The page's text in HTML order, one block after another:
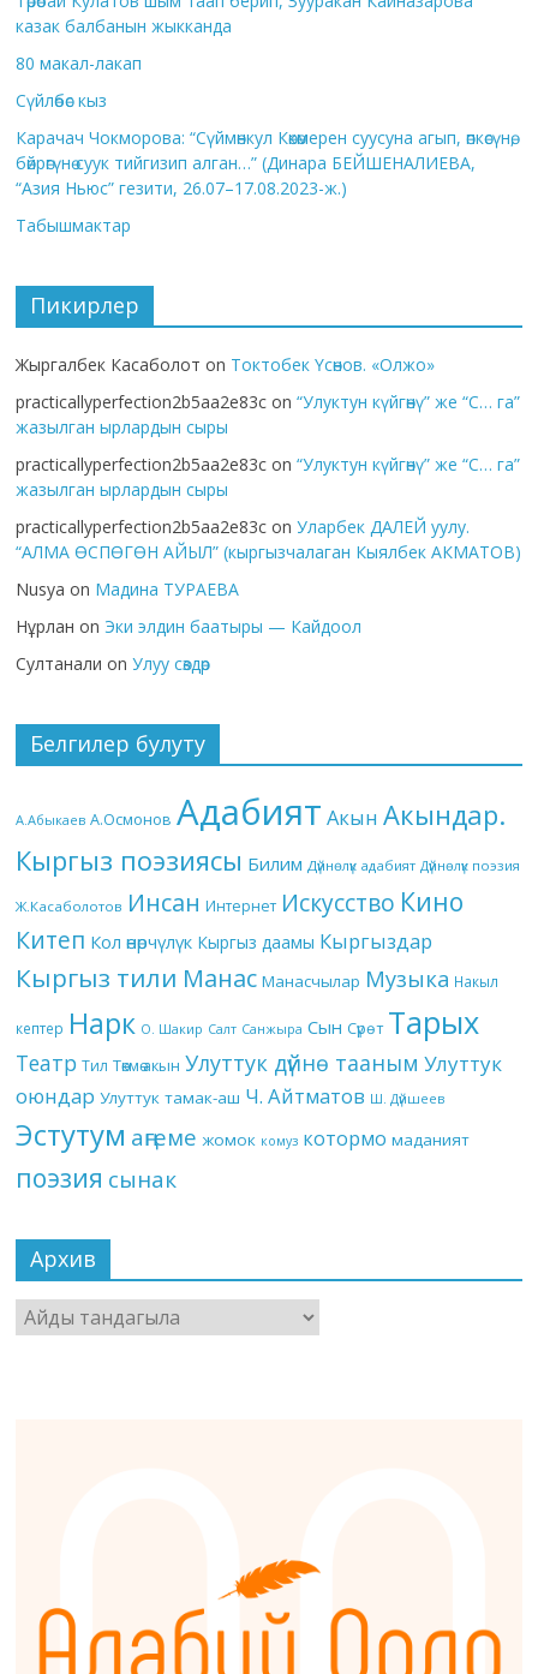
казак балбанын жыкканда
80 макал-лакап
Сүйлөбөс кыз
Карачач Чокморова: “Сүймөнкул Көкөмерен суусуна агып, өпкөсүнө,
бөйрөгүнө суук тийгизип алган…” (Динара БЕЙШЕНАЛИЕВА,
“Азия Ньюс” гезити, 26.07–17.08.2023-ж.)
Табышмактар
Пикирлер
Жыргалбек Касаболот on Токтобек Үсөнов. «Олжо»
practicallyperfection2b5aa2e83c on“Улуктун күйгөнү” же “С… га”
жазылган ырлардын сыры
practicallyperfection2b5aa2e83c on“Улуктун күйгөнү” же “С… га”
жазылган ырлардын сыры
practicallyperfection2b5aa2e83c onУларбек ДАЛЕЙ уулу.
“АЛМА ӨСПӨГӨН АЙЫЛ” (кыргызчалаган Кыялбек АКМАТОВ)
Nusya on Мадина ТУРАЕВА
Нұрлан on Эки элдин баатыры — Кайдоол
Султанали onУлуу сөздөр
Белгилер булуту
А.Абыкаев А.Осмонов Адабият Акын Акындар.
Кыргыз поэзиясы Билим Дүйнөлүк адабият Дүйнөлүк поэзия
Ж.Касаболотов Инсан Интернет Искусство Кино
Китеп Кол өнөрчүлүк Кыргыз даамы Кыргыздар
Кыргыз тили Манас Манасчылар Музыка Накыл
кептер Нарк О. Шакир Салт Санжыра Сын Сүрөт Тарых
Театр Тил Төкмө акын Улуттук дүйнө тааным Улуттук
оюндар Улуттук тамак-аш Ч. Айтматов Ш. Дүйшеев
Эстутум аңгеме жомок комуз котормо маданият
поэзия сынак
Архив
Архив